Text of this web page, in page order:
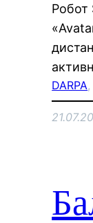
Робот
DARPA,